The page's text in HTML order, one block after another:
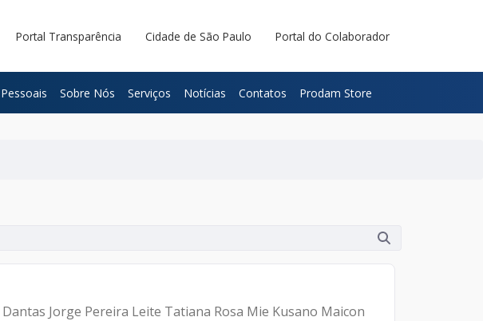
Portal Transparência Cidade de São Paulo Portal do Colaborador
Sobre Nós Serviços Notícias Contatos Prodam Store
Jorge Pereira Leite Tatiana Rosa Mie Kusano Maicon